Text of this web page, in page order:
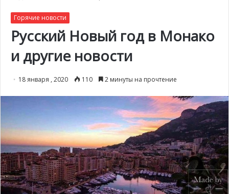
Горячие новости
Русский Новый год в Монако
и другие новости
18 января , 2020 110 2 минуты на прочтение